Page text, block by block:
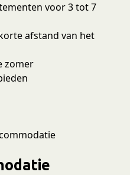
voor 3 tot 7
afstand van het
zomer